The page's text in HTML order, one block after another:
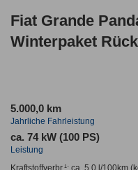
Fiat Grande
Winterpaket
5.000,0 km
Jahrliche Fahrleistung
ca. 74 kW (100 PS)
Leistung